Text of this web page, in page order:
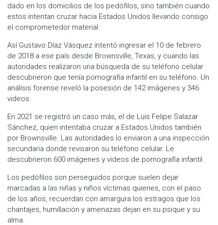
dado en los domicilios de los pedófilos, sino también cuando
estos intentan cruzar hacia Estados Unidos llevando consigo
el comprometedor material.
Así Gustavo Díaz Vásquez intentó ingresar el 10 de febrero
de 2018 a ese país desde Brownsville, Texas, y cuando las
autoridades realizaron una búsqueda de su teléfono celular
descubrieron que tenía pornografía infantil en su teléfono. Un
análisis forense reveló la posesión de 142 imágenes y 346
videos.
En 2021 se registró un caso más, el de Luis Felipe Salazar
Sánchez, quien intentaba cruzar a Estados Unidos también
por Brownsville. Las autoridades lo enviaron a una inspección
secundaria donde revisaron su teléfono celular. Le
descubrieron 600 imágenes y videos de pornografía infantil.
Los pedófilos son perseguidos porque suelen dejar
marcadas a las niñas y niños víctimas quienes, con el paso
de los años, recuerdan con amargura los estragos que los
chantajes, humillación y amenazas dejan en su psique y su
alma.